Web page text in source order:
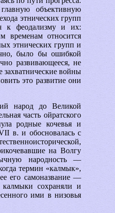
объективную
этнических групп
к феодализму и их:
временам относится
этнических групп и
было бы ошибкой
развивающееся, не
войны
это развитие они
народ до Великой
часть ойратского
родные кочевья и
в. и обосновалась с
на Волгу
народность —
термин «калмык»,
его самоназвание —
калмыки сохраняли и
ими в низовья